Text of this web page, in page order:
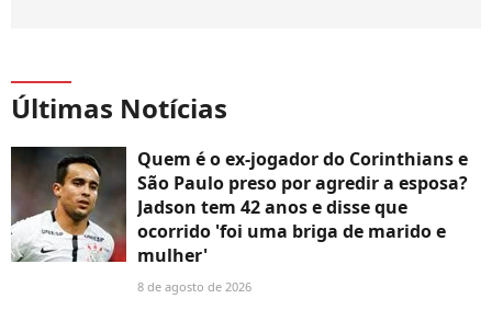
Últimas Notícias
Quem é o ex-jogador do Corinthians e
São Paulo preso por agredir a esposa?
Jadson tem 42 anos e disse que
ocorrido 'foi uma briga de marido e
mulher'
8 de agosto de 2026